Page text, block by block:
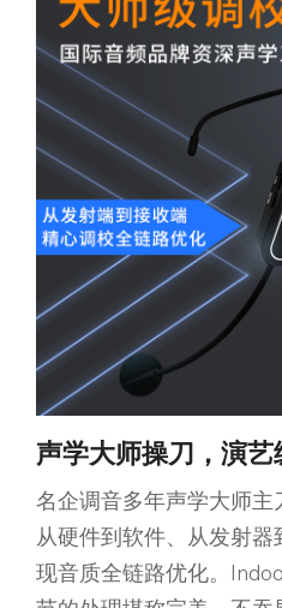
声学大师操刀，演
名企调音多年声学大师主
从硬件到软件、从发射
现音质全链路优化。